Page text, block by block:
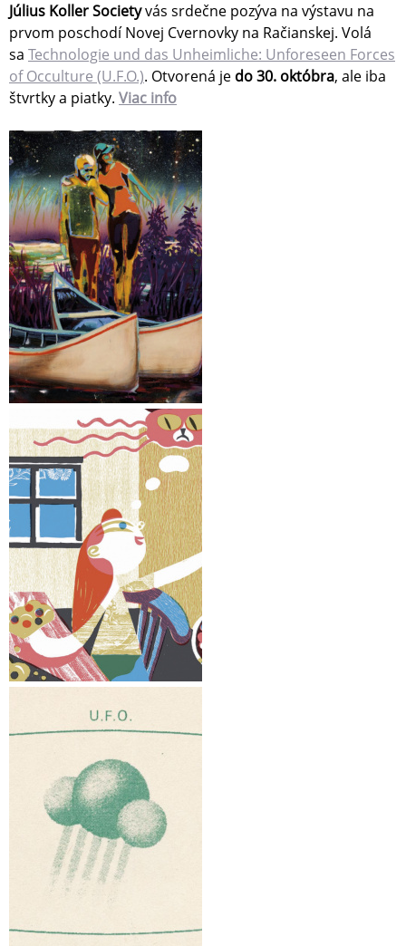
Július Koller Societyvás srdečne pozýva na výstavu na
prvom poschodí Novej Cvernovky na Račianskej. Volá
sa Technologie und das Unheimliche: Unforeseen Forces
of Occulture (U.F.O.). Otvorená je do 30. októbra, ale iba
štvrtky a piatky. Viac info